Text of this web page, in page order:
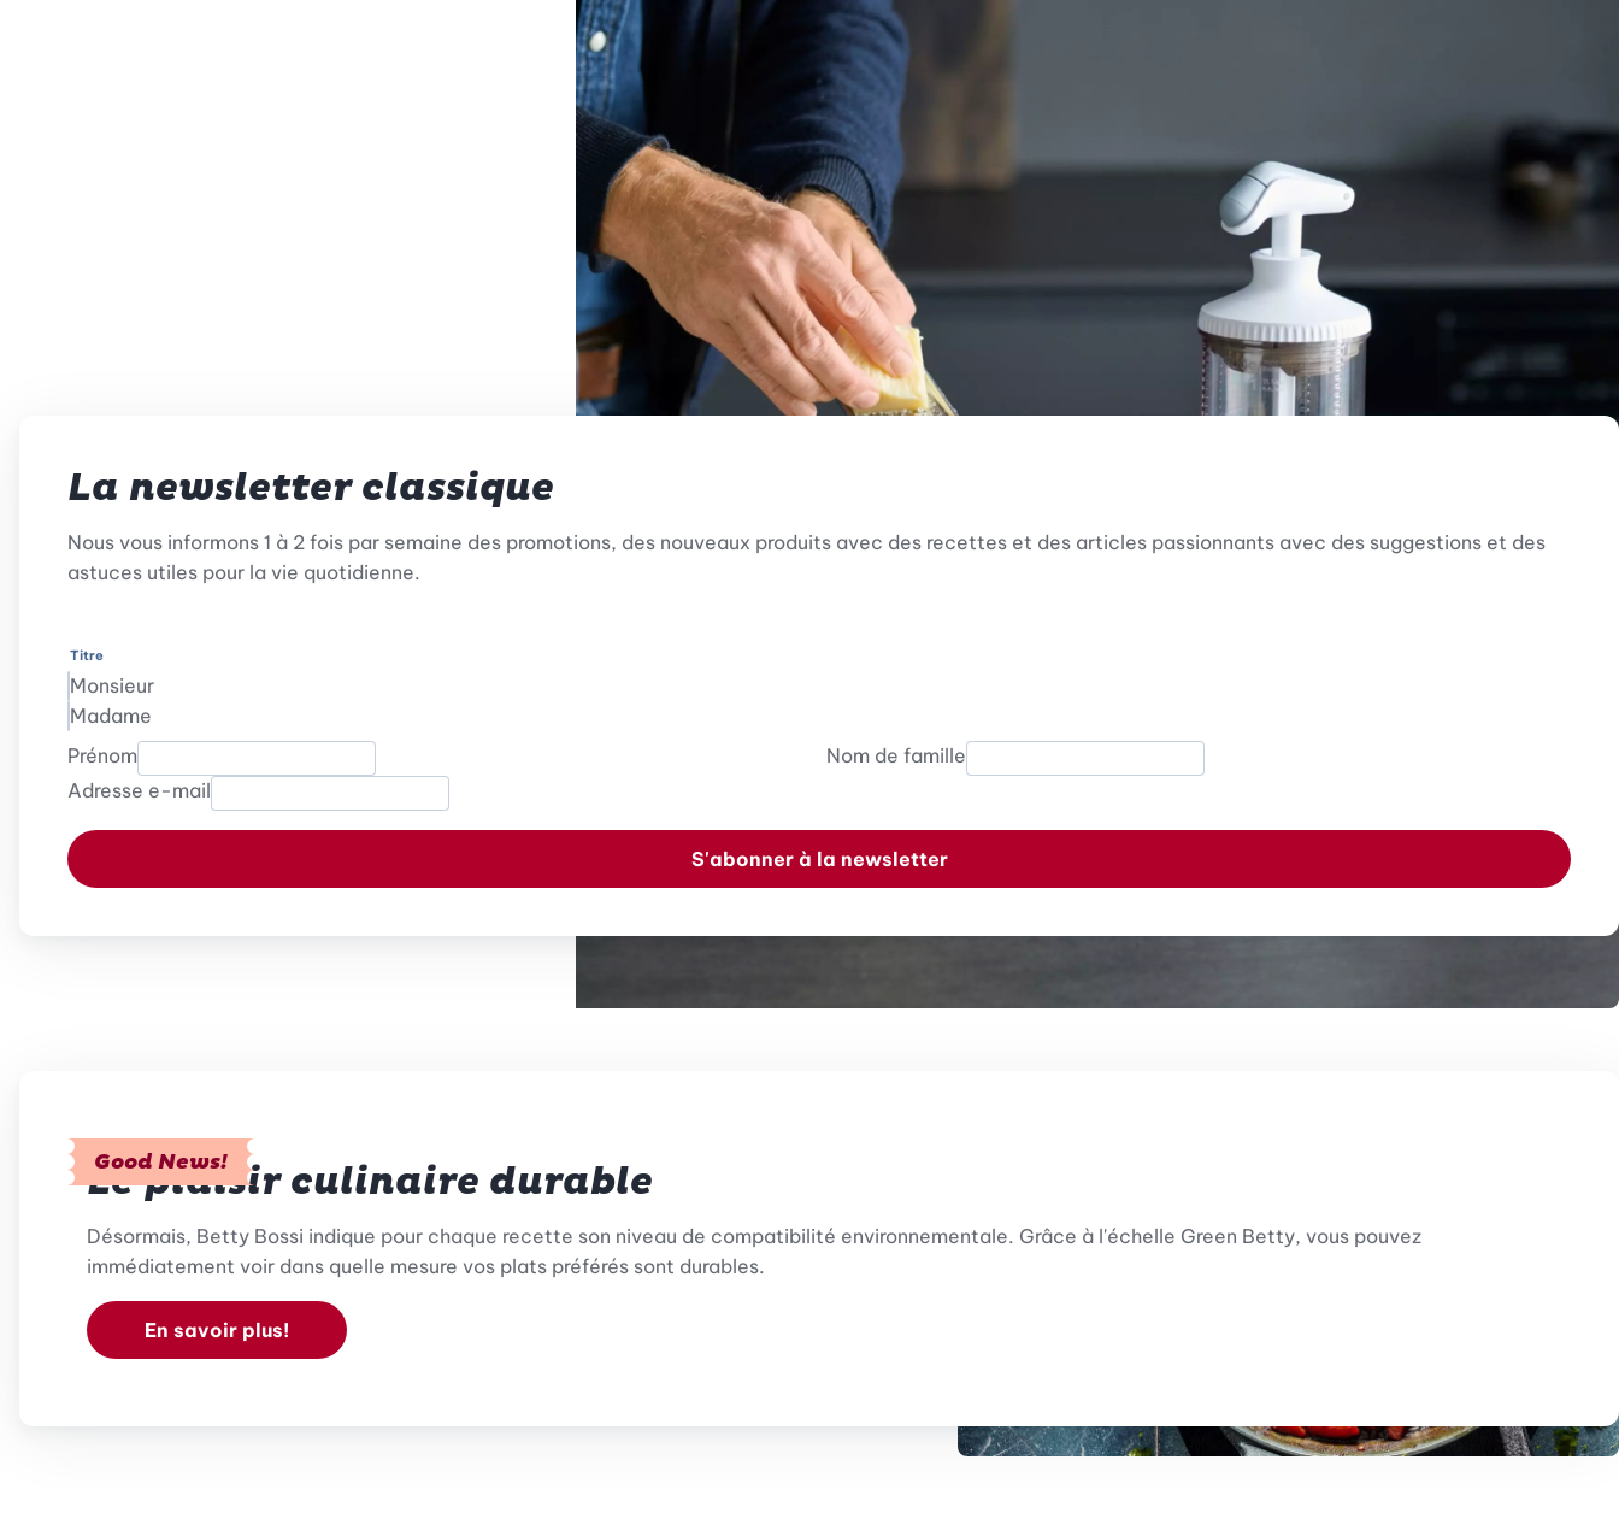
La newsletter classique
Nous vous informons 1 à 2 fois par semaine des promotions, des nouveaux produits avec des recettes et des articles passionnants avec des suggestions et des
astuces utiles pour la vie quotidienne.
Titre
Monsieur
Madame
Prénom
Nom de famille
Adresse e-mail
S'abonner à la newsletter
Good News!
Le plaisir culinaire durable
Désormais, Betty Bossi indique pour chaque recette son niveau de compatibilité environnementale. Grâce à l'échelle Green Betty, vous pouvez
immédiatement voir dans quelle mesure vos plats préférés sont durables.
En savoir plus!